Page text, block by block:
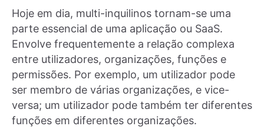
Hoje em dia, multi-inquilinos tornam-se uma
parte essencial de uma aplicação ou SaaS.
Envolve frequentemente a relação complexa
entre utilizadores, organizações, funções e
permissões. Por exemplo, um utilizador pode
ser membro de várias organizações, e vice-
versa; um utilizador pode também ter diferentes
funções em diferentes organizações.